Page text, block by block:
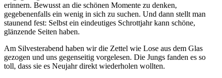
erinnern. Bewusst an die schönen Momente zu denken,
gegebenenfalls ein wenig in sich zu suchen. Und dann stellt man
staunend fest: Selbst ein eindeutiges Schrottjahr kann schöne,
glänzende Seiten haben.
Am Silvesterabend haben wir die Zettel wie Lose aus dem Glas
gezogen und uns gegenseitig vorgelesen. Die Jungs fanden es so
toll, dass sie es Neujahr direkt wiederholen wollten.